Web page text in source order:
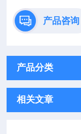
产品咨询
产品分类
相关文章